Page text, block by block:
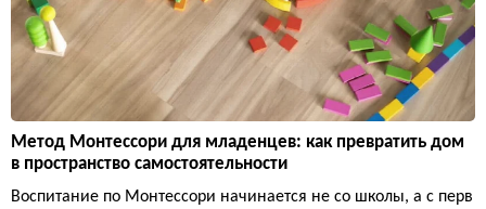
Метод Монтессори для младенцев: как превратить дом
в пространство самостоятельности
Воспитание по Монтессори начинается не со школы, а с перв